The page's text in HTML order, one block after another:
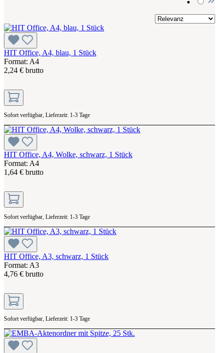
HIT Office, A4, blau, 1 Stück
Format: A4
2,24 € brutto
Sofort verfügbar, Lieferzeit: 1-3 Tage
HIT Office, A4, Wolke, schwarz, 1 Stück
Format: A4
1,64 € brutto
Sofort verfügbar, Lieferzeit: 1-3 Tage
HIT Office, A3, schwarz, 1 Stück
Format: A3
4,76 € brutto
Sofort verfügbar, Lieferzeit: 1-3 Tage